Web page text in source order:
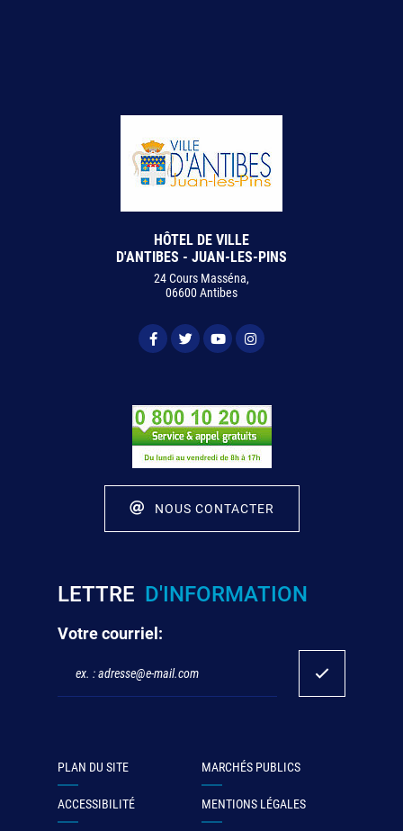
HÔTEL DE VILLE
D'ANTIBES - JUAN-LES-PINS
24 Cours Masséna,
06600 Antibes
NOUS CONTACTER
LETTRE D'INFORMATION
Votre courriel:
PLAN DU SITE MARCHÉS PUBLICS
ACCESSIBILITÉ MENTIONS LÉGALES